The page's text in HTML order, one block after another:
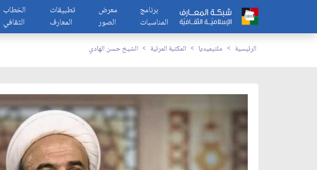
الخطاب
الثقافي
تطبيقات
المعارف
معرض
الصور
برنامج
المناسبات
الرئيسية ملتيميديا المكتبة المرئية الشيخ حسن الهادي